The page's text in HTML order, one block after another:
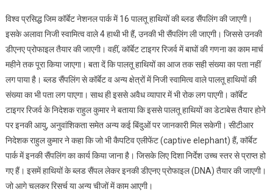
विश्व प्रसिद्ध जिम कॉर्बेट नेशनल पार्क में 16 पालतू हाथियों की ब्लड सैंपलिंग की जाएगी।
इसके अलावा निजी स्वामित्व वाले 4 हाथी भी हैं, उनकी भी सैंपलिंग ली जाएगी। जिससे उनकी
डीएनए प्रोफाइल तैयार की जाएगी। वहीं, कॉर्बेट टाइगर रिजर्व में बाघों की गणना का काम मार्च
महीने तक पूरा किया जाएगा। बता दें कि पालतू हाथियों का आज तक सही संख्या का पता नहीं
लग पाया है। ब्लड सैंपलिंग से कॉर्बेट व अन्य क्षेत्रों में निजी स्वामित्व वाले पालतू हाथियों की
संख्या का भी पता लग पाएगा। साथ ही इससे अवैध व्यापार में भी रोक लग पाएगी। कॉर्बेट
टाइगर रिजर्व के निदेशक राहुल कुमार ने बताया कि इससे पालतू हाथियों का डेटाबेस तैयार होने
पर इनकी आयु, अनुवांशिकता समेत अन्य कई बिंदुओं पर जानकारी मिल सकेगी। सीटीआर
निदेशक राहुल कुमार ने कहा कि जो भी कैपटिव एलीफेंट (captive elephant) हैं, कॉर्बेट
पार्क में इनकी सैंपलिंग का कार्य किया जाना है। जिसके लिए दिशा निर्देश उच्च स्तर से प्राप्त हो
गए हैं। इसमें हाथियों के ब्लड सैंपल लेकर इनकी डीएनए प्रोफाइल (DNA) तैयार की जाएगी।
जो आगे चलकर रिसर्च या अन्य चीजों में काम आएगी।